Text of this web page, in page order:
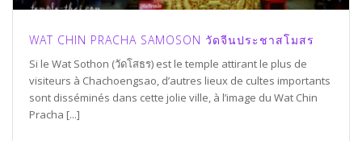
WAT CHIN PRACHA SAMOSON วัดจีนประชาสโมสร
Si le Wat Sothon (วัดโสธร) est le temple attirant le plus de
visiteurs à Chachoengsao, d’autres lieux de cultes importants
sont disséminés dans cette jolie ville, à l’image du Wat Chin
Pracha [...]